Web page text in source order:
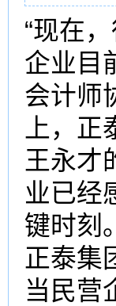
“现在
企业目
会计师
上，
王永才
业已经
键时刻。
正泰集
当民营